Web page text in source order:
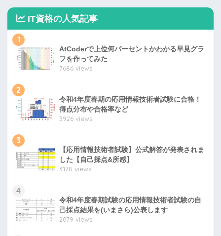
IT資格の人気記事
1
AtCoderで上位何パーセントかわかる早見グラ
フを作ってみた
7686 views
2
令和4年度春期の応用情報技術者試験に合格！
得点分布や合格率など
3926 views
3
【応用情報技術者試験】公式解答が発表されま
した【自己採点&所感】
3178 views
4
令和4年度春期試験の応用情報技術者試験の自
己採点結果を(いまさら)公表します
2079 views